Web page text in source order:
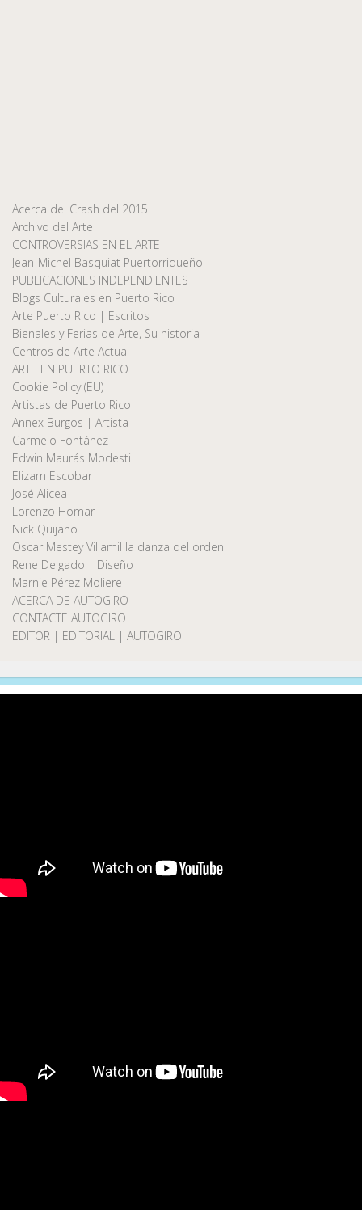
Acerca del Crash del 2015
Archivo del Arte
CONTROVERSIAS EN EL ARTE
Jean-Michel Basquiat Puertorriqueño
PUBLICACIONES INDEPENDIENTES
Blogs Culturales en Puerto Rico
Arte Puerto Rico | Escritos
Bienales y Ferias de Arte, Su historia
Centros de Arte Actual
ARTE EN PUERTO RICO
Cookie Policy (EU)
Artistas de Puerto Rico
Annex Burgos | Artista
Carmelo Fontánez
Edwin Maurás Modesti
Elizam Escobar
José Alicea
Lorenzo Homar
Nick Quijano
Oscar Mestey Villamil la danza del orden
Rene Delgado | Diseño
Marnie Pérez Moliere
ACERCA DE AUTOGIRO
CONTACTE AUTOGIRO
EDITOR | EDITORIAL | AUTOGIRO